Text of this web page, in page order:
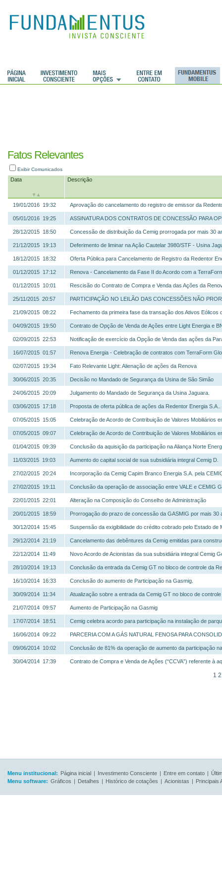
Fatos Relevantes
Exibir Comunicados
Data Descrição
19/01/2016 19:32 Aprovação do cancelamento do registro de emissor da
05/01/2016 19:25 ASSINATURA DOS CONTRATOS DE CONCESSÃO PARA
28/12/2015 18:50 Concessão de distribuição da Cemig prorrogada por mais 30
21/12/2015 19:13 Deferimento de liminar na Ação Cautelar 3980/STF - Usina
18/12/2015 18:32 Oferta Pública para Cancelamento de Registro da Redentor
01/12/2015 17:12 Renova - Cancelamento da Fase II do Acordo com a
01/12/2015 10:01 Rescisão do Contrato de Compra e Venda das Ações da
25/11/2015 20:57 PARTICIPAÇÃO NO LEILÃO DAS CONCESSÕES NÃO
21/09/2015 08:22 Fechamento da primeira fase da transação dos Ativos Eólicos
04/09/2015 19:50 Contrato de Opção de Venda de Ações entre Light Energia e
02/09/2015 22:53 Notificação de exercício da Opção de Venda das ações da
16/07/2015 01:57 Renova Energia - Celebração de contratos com TerraForm
02/07/2015 19:34 Fato Relevante Light: Alienação de ações da Renova
30/06/2015 20:35 Decisão no Mandado de Segurança da Usina de São Simão
24/06/2015 20:09 Julgamento do Mandado de Segurança da Usina Jaguara.
03/06/2015 17:18 Proposta de oferta pública de ações da Redentor Energia S.A..
07/05/2015 15:05 Celebração de Acordo de Contribuição de Valores Mobiliários
07/05/2015 09:07 Celebração de Acordo de Contribuição de Valores Mobiliários
01/04/2015 09:39 Conclusão da aquisição da participação na Aliança Norte
11/03/2015 19:03 Aumento do capital social de sua subsidiária integral Cemig D.
27/02/2015 20:24 Incorporação da Cemig Capim Branco Energia S.A. pela
27/02/2015 19:11 Conclusão da operação de associação entre VALE e CEMIG
22/01/2015 22:01 Alteração na Composição do Conselho de Administração
20/01/2015 18:59 Prorrogação do prazo de concessão da GASMIG por mais 30
30/12/2014 15:45 Suspensão da exigibilidade do crédito cobrado pelo Estado de
29/12/2014 21:19 Cancelamento das debêntures da Cemig emitidas para
22/12/2014 11:49 Novo Acordo de Acionistas da sua subsidiária integral Cemig
28/10/2014 19:13 Conclusão da entrada da Cemig GT no bloco de controle da
16/10/2014 16:33 Conclusão do aumento de Participação na Gasmig.
30/09/2014 11:34 Atualização sobre a entrada da Cemig GT no bloco de
21/07/2014 09:57 Aumento de Participação na Gasmig
17/07/2014 18:51 Cemig celebra acordo para participação na instalação de
16/06/2014 09:22 PARCERIA COM A GÁS NATURAL FENOSA PARA
09/06/2014 10:02 Conclusão de 81% da operação de aumento da participação
30/04/2014 17:39 Contrato de Compra e Venda de Ações (“CCVA”) referente à
1
Menu institucional: Página inicial | Investimento Consciente | Entre em contato |
Menu software: Gráficos | Detalhes | Histórico de cotações | Acionistas | Principais